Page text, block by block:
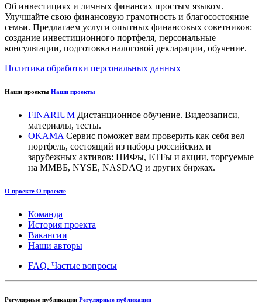
Об инвестициях и личных финансах простым языком.
Улучшайте свою финансовую грамотность и благосостояние
семьи. Предлагаем услуги опытных финансовых советников:
создание инвестиционного портфеля, персональные
консультации, подготовка налоговой декларации, обучение.
Политика обработки персональных данных
Наши проекты Наши проекты
FINARIUM Дистанционное обучение. Видеозаписи,
материалы, тесты.
OKAMA Сервис поможет вам проверить как себя вел
портфель, состоящий из набора российских и
зарубежных активов: ПИФы, ETFы и акции, торгуемые
на ММВБ, NYSE, NASDAQ и других биржах.
О проекте О проекте
Команда
История проекта
Вакансии
Наши авторы
FAQ. Частые вопросы
Регулярные публикации Регулярные публикации